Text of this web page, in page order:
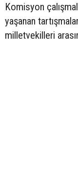
Komisyon
yaşanan
milletvekilleri